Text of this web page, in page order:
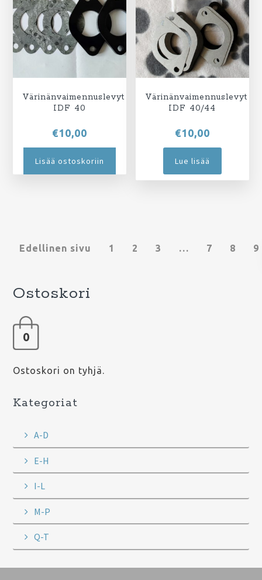
Värinänvaimennuslevyt
IDF 40
€10,00
Lisää ostoskoriin
Värinänvaimennuslevyt
IDF 40/44
€10,00
Lue lisää
Edellinen sivu 1 2 3 … 7 8 9
Ostoskori
0
Ostoskori on tyhjä.
Kategoriat
A-D
E-H
I-L
M-P
Q-T